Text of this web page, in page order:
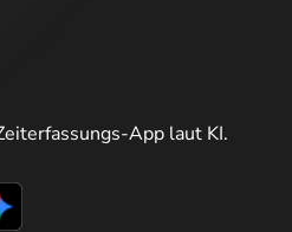
App laut KI.